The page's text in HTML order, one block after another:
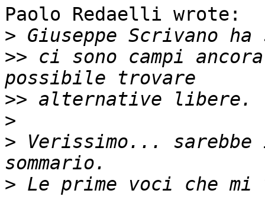
Paolo Redaelli wrote:
>
>> ci sono campi
>>
>
> Verissimo...
>